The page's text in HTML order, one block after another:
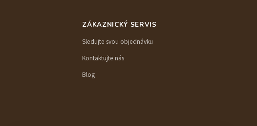
ZÁKAZNICKÝ SERVIS
Sledujte svou objednávku
Kontaktujte nás
Blog